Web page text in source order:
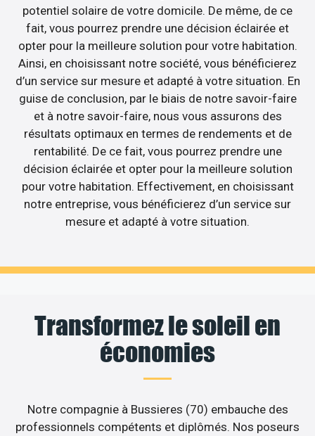
potentiel solaire de votre domicile. De même, de ce
fait, vous pourrez prendre une décision éclairée et
opter pour la meilleure solution pour votre habitation.
Ainsi, en choisissant notre société, vous bénéficierez
d’un service sur mesure et adapté à votre situation. En
guise de conclusion, par le biais de notre savoir-faire
et à notre savoir-faire, nous vous assurons des
résultats optimaux en termes de rendements et de
rentabilité. De ce fait, vous pourrez prendre une
décision éclairée et opter pour la meilleure solution
pour votre habitation. Effectivement, en choisissant
notre entreprise, vous bénéficierez d’un service sur
mesure et adapté à votre situation.
Transformez le soleil en
économies
Notre compagnie à Bussieres (70) embauche des
professionnels compétents et diplômés. Nos poseurs